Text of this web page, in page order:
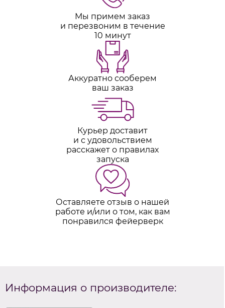
Мы примем заказ
и перезвоним в течение
10 минут
Аккуратно сооберем
ваш заказ
Курьер доставит
и с удовольствием
расскажет о правилах
запуска
Оставляете отзыв о нашей
работе и/или о том, как вам
понравился фейерверк
Информация о производителе: